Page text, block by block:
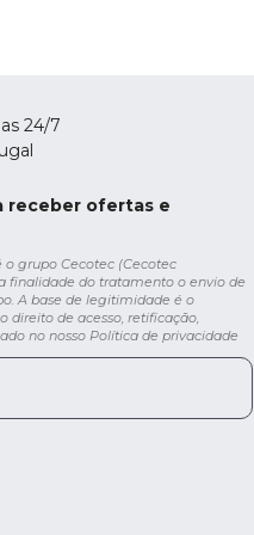
24/7
receber ofertas e
o grupo Cecotec (Cecotec
finalidade do tratamento o envio de
A base de legitimidade é o
de acesso, retificação,
no nosso Política de privacidade